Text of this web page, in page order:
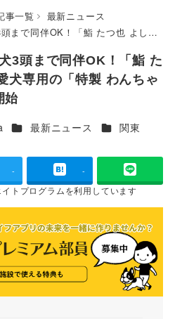
事一覧
最新ニュース
也 よしかわ」が愛犬専用の「特製 わんちゃん寿司」の提供を開始
3頭まで同伴OK！「鮨 た
犬専用の「特製 わんちゃ
始
カテゴリー
最新ニュース カテゴリー
関東
- -
トプログラムを利用しています